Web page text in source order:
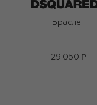
Браслет
29 050 ₽